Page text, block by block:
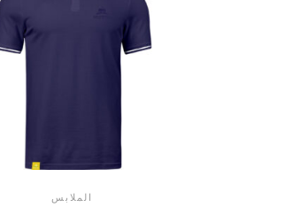
الملابس